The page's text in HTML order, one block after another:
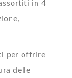
in 4
per offrire
delle